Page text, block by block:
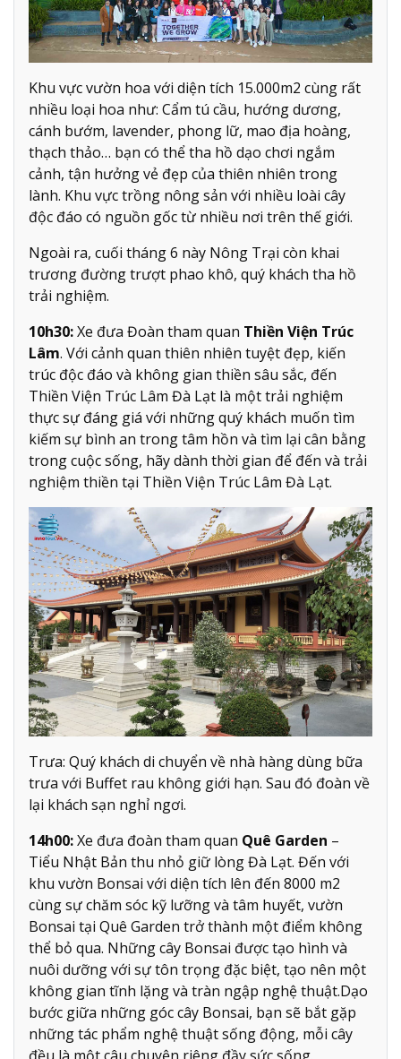
Khu vực vườn hoa với diện tích 15.000m2 cùng rất
nhiều loại hoa như: Cẩm tú cầu, hướng dương,
cánh bướm, lavender, phong lữ, mao địa hoàng,
thạch thảo… bạn có thể tha hồ dạo chơi ngắm
cảnh, tận hưởng vẻ đẹp của thiên nhiên trong
lành. Khu vực trồng nông sản với nhiều loài cây
độc đáo có nguồn gốc từ nhiều nơi trên thế giới.
Ngoài ra, cuối tháng 6 này Nông Trại còn khai
trương đường trượt phao khô, quý khách tha hồ
trải nghiệm.
10h30:Xe đưa Đoàn tham quan Thiền Viện Trúc
Lâm. Với cảnh quan thiên nhiên tuyệt đẹp, kiến
trúc độc đáo và không gian thiền sâu sắc, đến
Thiền Viện Trúc Lâm Đà Lạt là một trải nghiệm
thực sự đáng giá với những quý khách muốn tìm
kiếm sự bình an trong tâm hồn và tìm lại cân bằng
trong cuộc sống, hãy dành thời gian để đến và trải
nghiệm thiền tại Thiền Viện Trúc Lâm Đà Lạt.
Trưa: Quý khách di chuyển về nhà hàng dùng bữa
trưa với Buffet rau không giới hạn. Sau đó đoàn về
lại khách sạn nghỉ ngơi.
14h00:Xe đưa đoàn tham quan Quê Garden –
Tiểu Nhật Bản thu nhỏ giữ lòng Đà Lạt. Đến với
khu vườn Bonsai với diện tích lên đến 8000 m2
cùng sự chăm sóc kỹ lưỡng và tâm huyết, vườn
Bonsai tại Quê Garden trở thành một điểm không
thể bỏ qua. Những cây Bonsai được tạo hình và
nuôi dưỡng với sự tôn trọng đặc biệt, tạo nên một
không gian tĩnh lặng và tràn ngập nghệ thuật.Dạo
bước giữa những góc cây Bonsai, bạn sẽ bắt gặp
những tác phẩm nghệ thuật sống động, mỗi cây